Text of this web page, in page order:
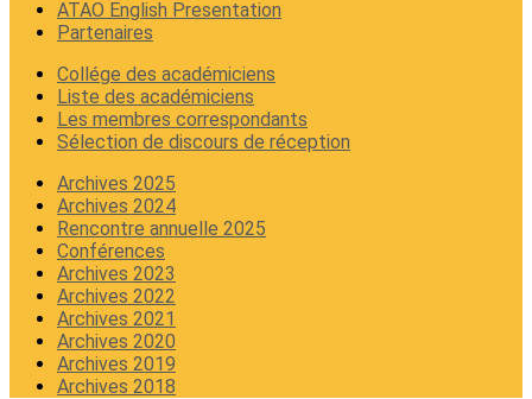
ATAO English Presentation
Partenaires
Collége des académiciens
Liste des académiciens
Les membres correspondants
Sélection de discours de réception
Archives 2025
Archives 2024
Rencontre annuelle 2025
Conférences
Archives 2023
Archives 2022
Archives 2021
Archives 2020
Archives 2019
Archives 2018